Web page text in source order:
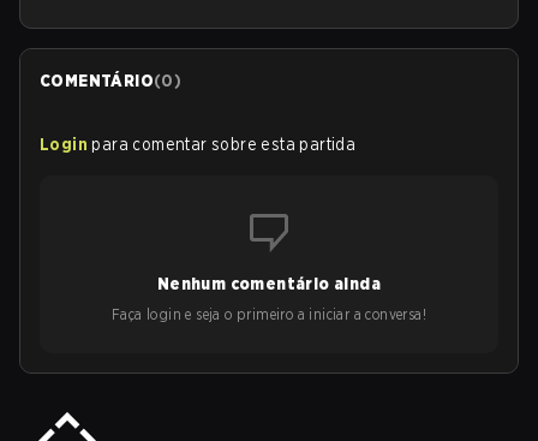
COMENTÁRIO(0)
Login para comentar sobre esta partida
Nenhum comentário ainda
Faça login e seja o primeiro a iniciar a conversa!